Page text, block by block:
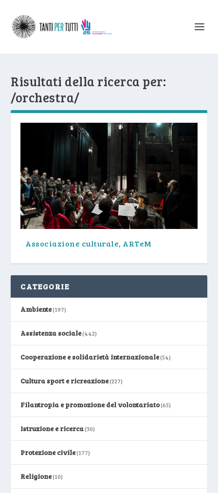
Risultati della ricerca per:
/orchestra/
Associazione culturale, ARTeM
CATEGORIE
Ambiente(197)
Assistenza sociale(442)
Cooperazione e solidarietà internazionale(54)
Cultura sport e ricreazione(227)
Filantropia e promozione del volontariato(65)
Istruzione e ricerca(30)
Protezione civile(177)
Religione(10)